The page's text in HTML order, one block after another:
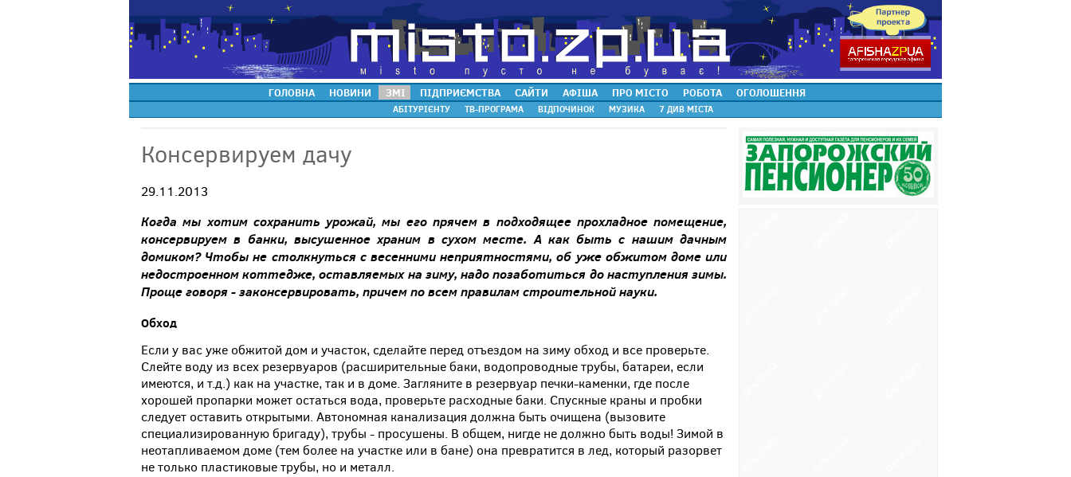
ГОЛОВНА НОВИНИ ЗМІ ПІДПРИЄМСТВА САЙТИ АФІША ПРО МІСТО РОБОТА ОГОЛОШЕННЯ
АБІТУРІЄНТУ ТВ-ПРОГРАМА ВІДПОЧИНОК МУЗИКА 7 ДИВ МІСТА
Консервируем дачу
29.11.2013
Когда мы хотим сохранить урожай,мы его прячем в подходящее прохладное помещение,
консервируем в банки, высушенное храним в сухом месте.А как быть с нашим дачным
домиком? Чтобы не столкнуться с весенними неприятностями,об уже обжитом доме или
недостроенном коттедже,оставляемых на зиму,надо позаботиться донаступлениязимы.
Прощеговоря-законсервировать, причемповсемправиламстроительнойнауки.
Обход
Если у вас уже обжитой дом и участок, сделайте перед отъездом на зиму обход и все проверьте.
Слейте воду из всех резервуаров (расширительные баки, водопроводные трубы, батареи, если
имеются, и т.д.) как на участке, так и в доме. Загляните в резервуар печки-каменки, где после
хорошей пропарки может остаться вода, проверьте расходные баки. Спускные краны и пробки
следует оставить открытыми. Автономная канализация должна быть очищена (вызовите
специализированную бригаду), трубы - просушены. В общем, нигде не должно быть воды! Зимой в
неотапливаемом доме (тем более на участке или в бане) она превратится в лед, который разорвет
не только пластиковые трубы, но и металл.